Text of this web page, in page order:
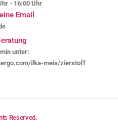
- 16:00 Uhr
Email
unter:
ilka-meis/zierstoff
Reserved.